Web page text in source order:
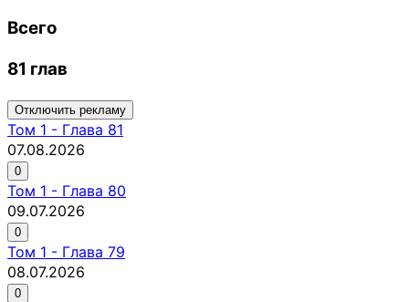
Всего
81 глав
Отключить рекламу
Том 1 - Глава 81
07.08.2026
0
Том 1 - Глава 80
09.07.2026
0
Том 1 - Глава 79
08.07.2026
0